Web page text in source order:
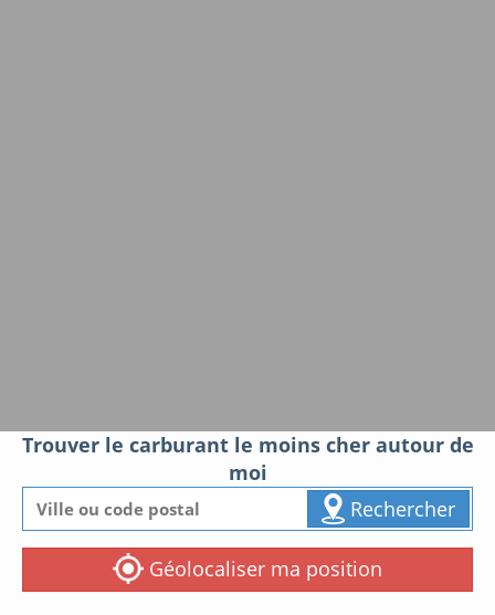
Trouver le carburant le moins cher autour de
moi
Rechercher
Géolocaliser ma position